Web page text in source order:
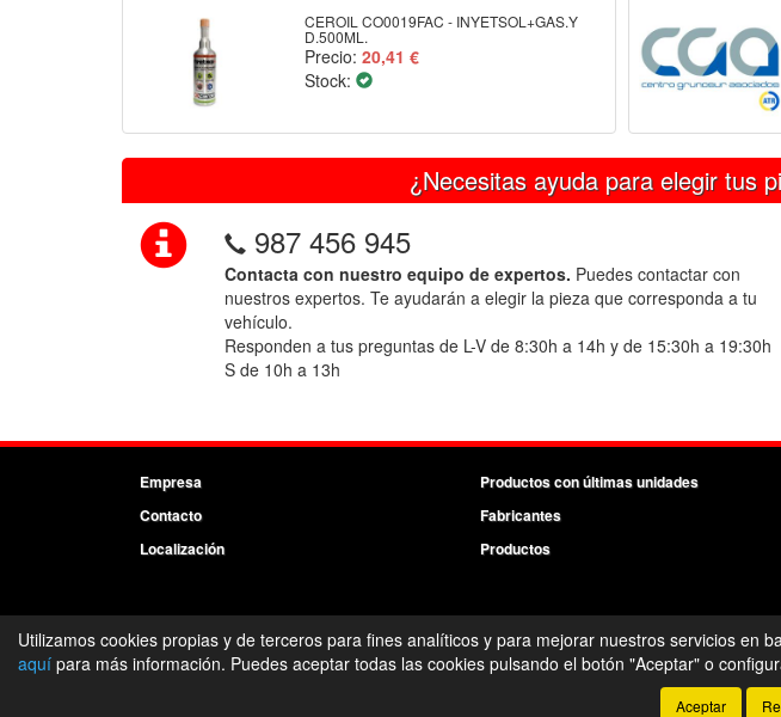
CEROIL CO0019FAC - INYETSOL+GAS.Y
D.500ML.
Precio:20,41 €
Stock:
¿Necesitas ayuda para elegir tus
987 456 945
Contacta con nuestro equipo de expertos. Puedes contactar con
nuestros expertos. Te ayudarán a elegir la pieza que corresponda a tu
vehículo.
Responden a tus preguntas de L-V de 8:30h a 14h y de 15:30h a 19:30h
S de 10h a 13h
Empresa
Contacto
Localización
Productos con últimas unidades
Fabricantes
Productos
Utilizamos cookies propias y de terceros para fines analíticos y para mejorar nuestros servicios
aquí para más información. Puedes aceptar todas las cookies pulsando el botón "Aceptar" o
Aceptar